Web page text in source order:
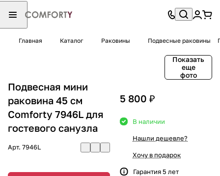
Главная Каталог Раковины Подвесные раковины
Показать
еще
фото
Подвесная мини
раковина 45 см
Comforty 7946L для
гостевого санузла
Арт. 7946L
5 800 ₽
В наличии
Нашли дешевле?
Хочу в подарок
Гарантия 5 лет